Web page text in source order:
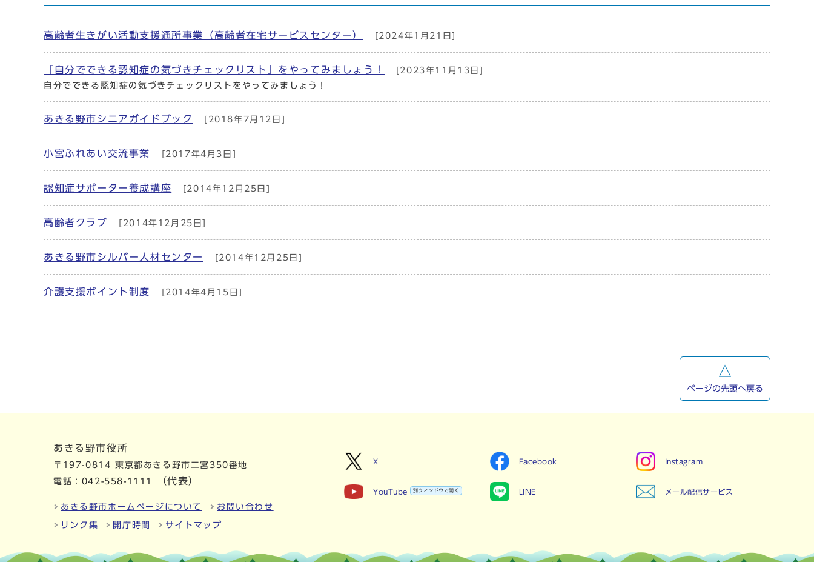
高齢者生きがい活動支援通所事業（高齢者在宅サービスセンター） [2024年1月21日]
「自分でできる認知症の気づきチェックリスト」をやってみましょう！
[2023年11月13日]
自分でできる認知症の気づきチェックリストをやってみましょう！
あきる野市シニアガイドブック [2018年7月12日]
小宮ふれあい交流事業 [2017年4月3日]
認知症サポーター養成講座 [2014年12月25日]
高齢者クラブ [2014年12月25日]
あきる野市シルバー人材センター [2014年12月25日]
介護支援ポイント制度 [2014年4月15日]
ページの先頭へ戻る
あきる野市役所
〒197-0814 東京都あきる野市二宮350番地
電話： 042-558-1111 （代表）
あきる野市ホームページについて お問い合わせ
リンク集 開庁時間 サイトマップ
X Facebook Instagram
YouTube 別ウィンドウで開く LINE メール配信サービス